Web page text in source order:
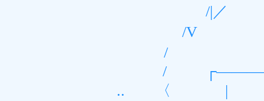
/|／
/V
/
/
.. 〈 |